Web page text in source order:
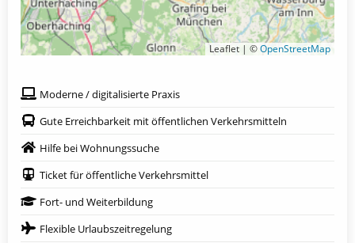
Leaflet | ©OpenStreetMap
Moderne / digitalisierte Praxis
Gute Erreichbarkeit mit öffentlichen Verkehrsmitteln
Hilfe bei Wohnungssuche
Ticket für öffentliche Verkehrsmittel
Fort- und Weiterbildung
Flexible Urlaubszeitregelung